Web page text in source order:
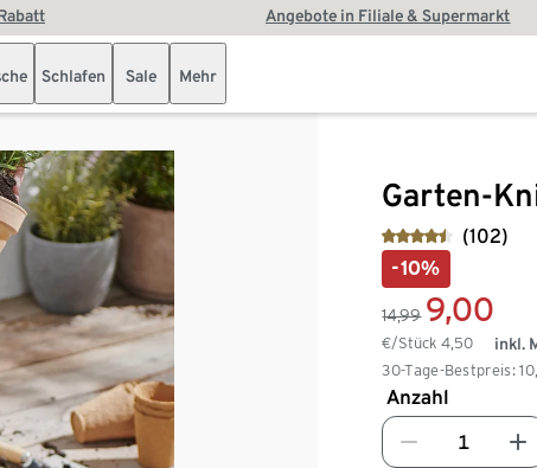
Angebote in Filiale & Supermarkt
Schlafen Sale Mehr
Garten-
(102)
-10%
14,99 9,00
€/Stück4,50
30-Tage-Bestpreis:
inkl.
Anzahl